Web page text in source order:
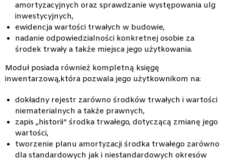
amortyzacyjnych oraz sprawdzanie występowania ulg
inwestycyjnych,
ewidencja wartości trwałych w budowie,
nadanie odpowiedzialności konkretnej osobie za
środek trwały a także miejsca jego użytkowania.
Moduł posiada również kompletną księgę
inwentarzową,która pozwala jego użytkownikom na:
dokładny rejestr zarówno środków trwałych i wartości
niematerialnych a także prawnych,
zapis „historii” środka trwałego, dotyczącą zmianę jego
wartości,
tworzenie planu amortyzacji środka trwałego zarówno
dla standardowych jak i niestandardowych okresów